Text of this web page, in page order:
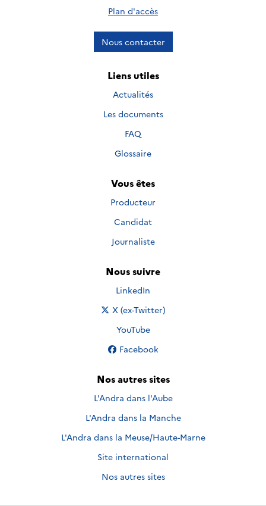
Plan d'accès
Nous contacter
Liens utiles
Actualités
Les documents
FAQ
Glossaire
Vous êtes
Producteur
Candidat
Journaliste
Nous suivre
Nous suivre sur
LinkedIn
Nous suivre sur
X (ex-Twitter)
Nous suivre sur
YouTube
Nous suivre sur
Facebook
Nos autres sites
L'Andra dans l'Aube
L'Andra dans la Manche
L'Andra dans la Meuse/Haute-Marne
Site international
Nos autres sites